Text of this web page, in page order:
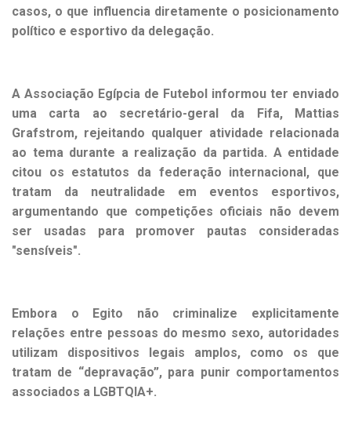
casos, o que influencia diretamente o posicionamento
político e esportivo da delegação.
A Associação Egípcia de Futebol informou ter enviado
uma carta ao secretário-geral da Fifa, Mattias
Grafstrom, rejeitando qualquer atividade relacionada
ao tema durante a realização da partida. A entidade
citou os estatutos da federação internacional, que
tratam da neutralidade em eventos esportivos,
argumentando que competições oficiais não devem
ser usadas para promover pautas consideradas
"sensíveis".
Embora o Egito não criminalize explicitamente
relações entre pessoas do mesmo sexo, autoridades
utilizam dispositivos legais amplos, como os que
tratam de “depravação”, para punir comportamentos
associados a LGBTQIA+.